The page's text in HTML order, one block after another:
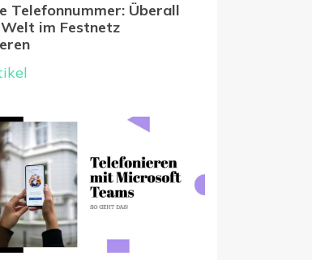
Telefonnummer: Überall
im Festnetz